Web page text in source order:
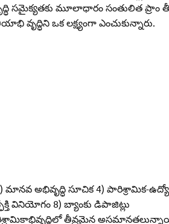
మూలాధారం సంతులిత ప్రాం
వృద్ధిని ఒక లక్ష్యంగా ఎంచుకున్నారు.
అభివృద్ధి సూచిక 4) పారిశ్రామిక-
వినియోగం 8) బ్యాంకు డిపాజిట్లు
తీవ్రమైన